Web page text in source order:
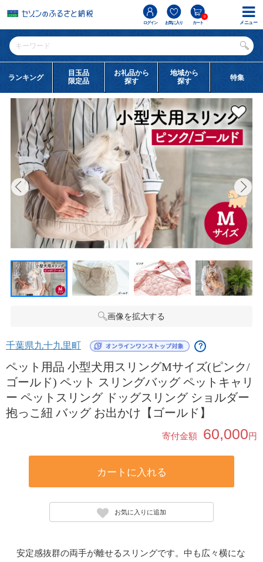
ログイン お気に入り カート
0
ランキング
目玉品
限定品
お礼品から
探す
地域から
探す
特集
画像を拡大する
千葉県九十九里町 ？
ペット用品 小型犬用スリングMサイズ(ピンク/
ゴールド) ペット スリングバッグ ペットキャリ
ー ペットスリング ドッグスリング ショルダー
抱っこ紐 バッグ お出かけ【ゴールド】
寄付金額 60,000円
カートに入れる
お気に入りに追加
安定感抜群の両手が離せるスリングです。中も広々横にな
メニュー